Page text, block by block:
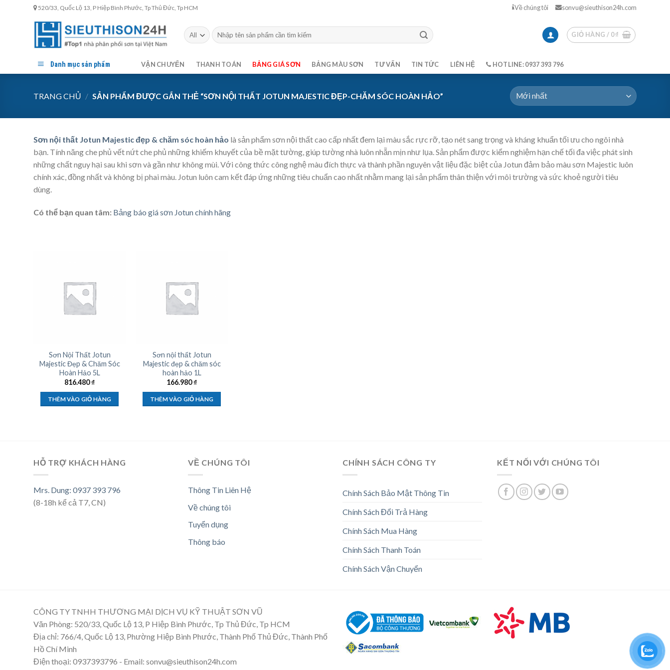
520/33, Quốc Lộ 13, P Hiệp Bình Phước, Tp Thủ Đức, Tp HCM Về chúng tôi sonvu@sieuthison24h.com
Tìm
kiếm:
GIỎ HÀNG / 0₫
Danh mục sản phẩm VẬN CHUYỂN THANH TOÁN BẢNG GIÁ SƠN BẢNG MÀU SƠN TƯ VẤN TIN TỨC LIÊN HỆ HOTLINE: 0937 393 796
TRANG CHỦ / SẢN PHẨM ĐƯỢC GẮN THẺ “SƠN NỘI THẤT JOTUN MAJESTIC ĐẸP-CHĂM SÓC HOÀN HẢO”
Sơn nội thất Jotun Majestic đẹp & chăm sóc hoàn hảo là sản phẩm sơn nội thất cao cấp nhất đem lại màu sắc rực rỡ, tạo nét sang trọng và kháng khuẩn tối ưu cho ngôi nhà
bạn. Tính năng che phủ vết nứt che phủ những khiếm khuyết của bề mặt tường, giúp tường nhà luôn nhẵn mịn như lụa. Sản phẩm được kiểm nghiệm hạn chế tối đa việc phát sinh
những chất nguy hại sau khi sơn và gần như không mùi. Với công thức công nghệ màu đích thực và thành phần nguyên vật liệu đặc biệt của Jotun đảm bảo màu sơn Majestic luôn
chính xác, đồng nhất và không bị phai màu. Jotun luôn cam kết đáp ứng những tiêu chuẩn cao nhất nhằm mang lại sản phẩm thân thiện với môi trường và sức khoẻ người tiêu
dùng.
Có thể bạn quan tâm: Bảng báo giá sơn Jotun chính hãng
Sơn Nội Thất Jotun
Majestic Đẹp & Chăm Sóc
Hoàn Hảo 5L
816.480₫
THÊM VÀO GIỎ HÀNG
Sơn nội thất Jotun
Majestic đẹp & chăm sóc
hoàn hảo 1L
166.980₫
THÊM VÀO GIỎ HÀNG
HỖ TRỢ KHÁCH HÀNG
Mrs. Dung: 0937 393 796
(8-18h kể cả T7, CN)
VỀ CHÚNG TÔI
Thông Tin Liên Hệ
Về chúng tôi
Tuyển dụng
Thông báo
CHÍNH SÁCH CÔNG TY
Chính Sách Bảo Mật Thông Tin
Chính Sách Đổi Trả Hàng
Chính Sách Mua Hàng
Chính Sách Thanh Toán
Chính Sách Vận Chuyển
KẾT NỐI VỚI CHÚNG TÔI
CÔNG TY TNHH THƯƠNG MẠI DỊCH VỤ KỸ THUẬT SƠN VŨ
Văn Phòng: 520/33, Quốc Lộ 13, P Hiệp Bình Phước, Tp Thủ Đức, Tp HCM
Địa chỉ: 766/4, Quốc Lộ 13, Phường Hiệp Bình Phước, Thành Phố Thủ Đức, Thành Phố
Hồ Chí Minh
Điện thoại: 0937393796 - Email: sonvu@sieuthison24h.com